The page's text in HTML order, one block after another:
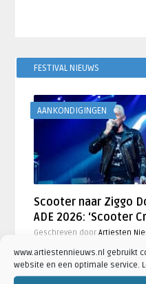
www.artiestennieuws.nl gebruikt
website en een optimale service.
FESTIVAL NIEUWS
AANKONDIGINGEN
Scooter naar Ziggo
ADE 2026: ‘Scooter
Geschreven doorArtiesten
Bulgarije wint